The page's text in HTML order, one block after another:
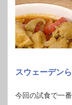
スウェーデン
今回の試食で一